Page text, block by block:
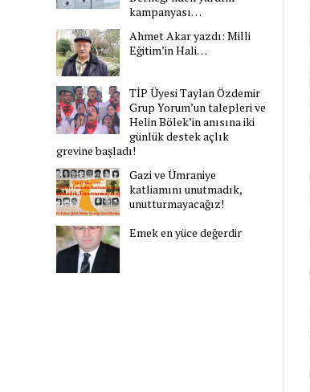
kampanyası…
Ahmet Akar yazdı: Milli
Eğitim’in Hali…
TİP Üyesi Taylan Özdemir
Grup Yorum’un talepleri ve
Helin Bölek’in anısına iki
günlük destek açlık
grevine başladı!
Gazi ve Ümraniye
katliamını unutmadık,
unutturmayacağız!
Emek en yüce değerdir